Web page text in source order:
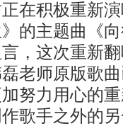
积极重新演
的主题曲《
，这次重新
老师原版歌
努力用心的
歌手之外的